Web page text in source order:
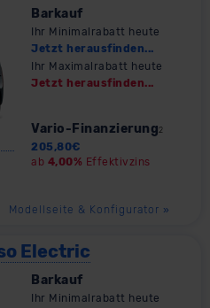
Barkauf
Ihr Minimalrabatt heute
Jetzt herausfinden...
Ihr Maximalrabatt heute
Jetzt herausfinden...
Vario-Finanzierung2
205,80€
ab 4,00% Effektivzins
Modellseite & Konfigurator »
Electric
Barkauf
Ihr Minimalrabatt heute